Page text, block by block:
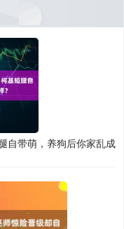
自带萌，养狗后你家乱成